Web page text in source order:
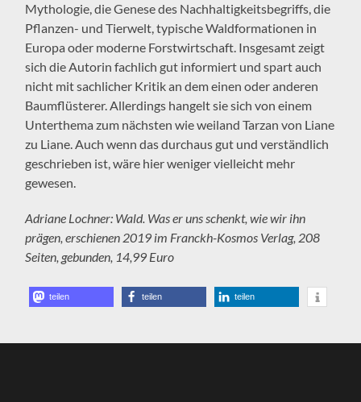
Mythologie, die Genese des Nachhaltigkeitsbegriffs, die
Pflanzen- und Tierwelt, typische Waldformationen in
Europa oder moderne Forstwirtschaft. Insgesamt zeigt
sich die Autorin fachlich gut informiert und spart auch
nicht mit sachlicher Kritik an dem einen oder anderen
Baumflüsterer. Allerdings hangelt sie sich von einem
Unterthema zum nächsten wie weiland Tarzan von Liane
zu Liane. Auch wenn das durchaus gut und verständlich
geschrieben ist, wäre hier weniger vielleicht mehr
gewesen.
Adriane Lochner: Wald. Was er uns schenkt, wie wir ihn
prägen, erschienen 2019 im Franckh-Kosmos Verlag, 208
Seiten, gebunden, 14,99 Euro
teilen teilen teilen